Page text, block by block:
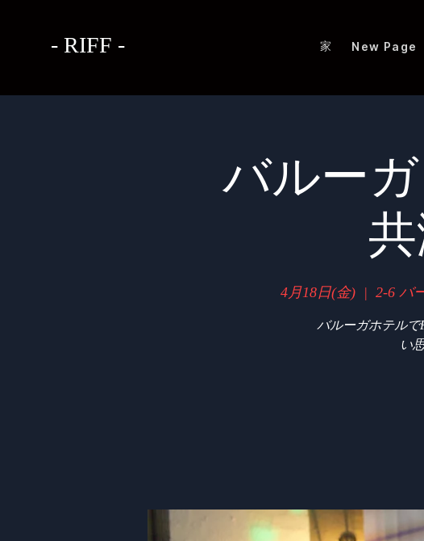
- RIFF - 家 New Page
バルー
4月18日(金)
  |
2-6 バ
バルーガホテル
い